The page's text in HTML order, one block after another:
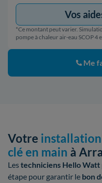
Vos
*Ce montant peut varier.
pompe à chaleur air-eau SCOP 4
Me
Votre installation
clé en main à
Lestechniciens Hello Watt
étape pour garantir le bon